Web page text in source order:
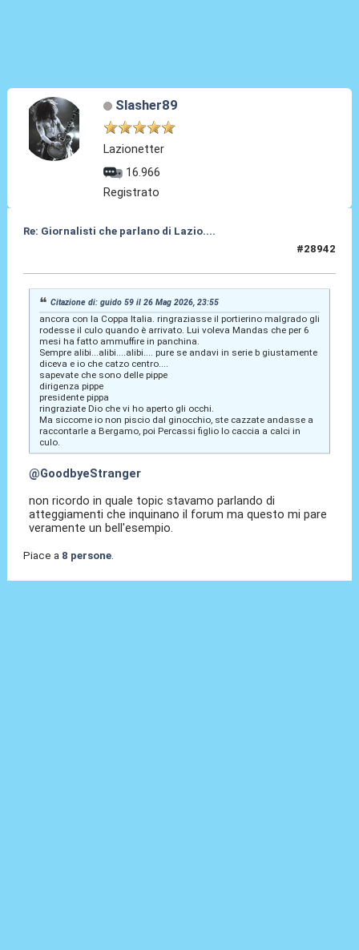
Slasher89
Lazionetter
16.966
Registrato
Re: Giornalisti che parlano di Lazio....
#28942
Citazione di: guido 59 il 26 Mag 2026, 23:55
ancora con la Coppa Italia. ringraziasse il portierino malgrado gli
rodesse il culo quando è arrivato. Lui voleva Mandas che per 6
mesi ha fatto ammuffire in panchina.
Sempre alibi...alibi....alibi.... pure se andavi in serie b giustamente
diceva e io che catzo centro....
sapevate che sono delle pippe
dirigenza pippe
presidente pippa
ringraziate Dio che vi ho aperto gli occhi.
Ma siccome io non piscio dal ginocchio, ste cazzate andasse a
raccontarle a Bergamo, poi Percassi figlio lo caccia a calci in
culo.
@GoodbyeStranger
non ricordo in quale topic stavamo parlando di
atteggiamenti che inquinano il forum ma questo mi pare
veramente un bell'esempio.
Piace a 8 persone.